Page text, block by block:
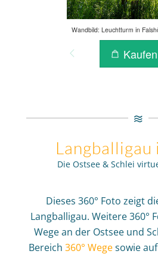
Langballigau
Die Ostsee & Schlei
Dieses 360° Foto zeigt
Langballigau. Weitere 360°
Wege an der Ostsee und
Bereich360° Wegesowie